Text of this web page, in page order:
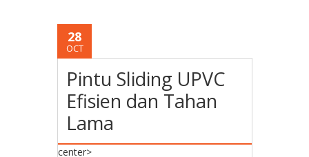
28
OCT
Pintu Sliding UPVC
Efisien dan Tahan
Lama
center>